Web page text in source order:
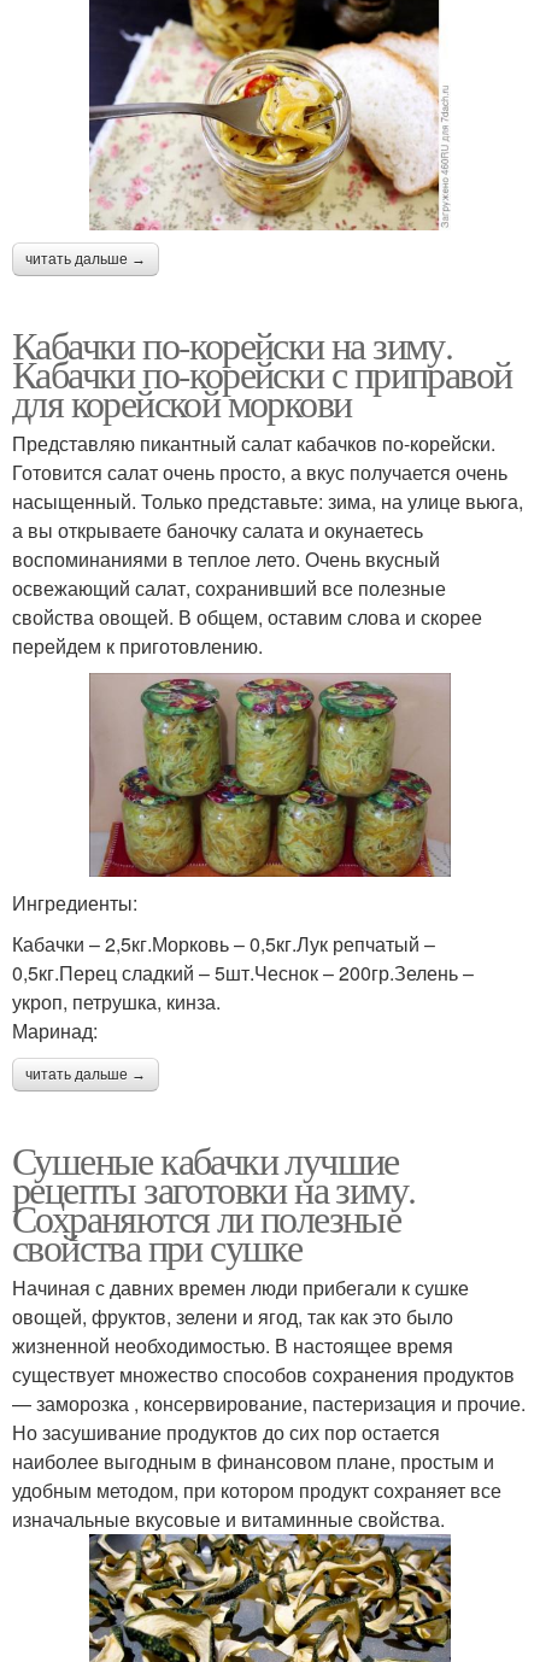
читать дальше →
Кабачки по-корейски на зиму.
Кабачки по-корейски с приправой
для корейской моркови
Представляю пикантный салат кабачков по-корейски.
Готовится салат очень просто, а вкус получается очень
насыщенный. Только представьте: зима, на улице вьюга,
а вы открываете баночку салата и окунаетесь
воспоминаниями в теплое лето. Очень вкусный
освежающий салат, сохранивший все полезные
свойства овощей. В общем, оставим слова и скорее
перейдем к приготовлению.
Ингредиенты:
Кабачки – 2,5кг.Морковь – 0,5кг.Лук репчатый –
0,5кг.Перец сладкий – 5шт.Чеснок – 200гр.Зелень –
укроп, петрушка, кинза.
Маринад:
читать дальше →
Сушеные кабачки лучшие
рецепты заготовки на зиму.
Сохраняются ли полезные
свойства при сушке
Начиная с давних времен люди прибегали к сушке
овощей, фруктов, зелени и ягод, так как это было
жизненной необходимостью. В настоящее время
существует множество способов сохранения продуктов
— заморозка , консервирование, пастеризация и прочие.
Но засушивание продуктов до сих пор остается
наиболее выгодным в финансовом плане, простым и
удобным методом, при котором продукт сохраняет все
изначальные вкусовые и витаминные свойства.